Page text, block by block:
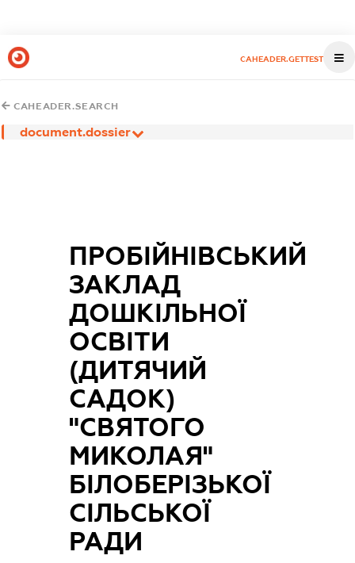
CAHEADER.GETTEST
CAHEADER.SEARCH
document.dossier
ПРОБІЙНІВСЬКИЙ
ЗАКЛАД
ДОШКІЛЬНОЇ
ОСВІТИ
(ДИТЯЧИЙ
САДОК)
"СВЯТОГО
МИКОЛАЯ"
БІЛОБЕРІЗЬКОЇ
СІЛЬСЬКОЇ
РАДИ